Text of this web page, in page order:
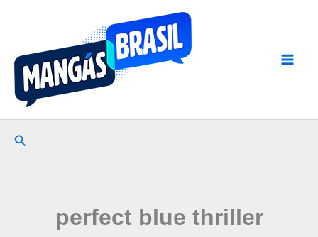
conteúdo
Pesquisar
perfect blue thriller